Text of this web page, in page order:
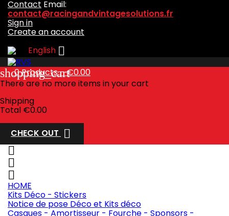
Contact Email:
contact@racingandvintagesolutions.fr
Sign in
Create an account
English 
shopping_cart
0Products - €0.00
There are no more items in your cart
Shipping
Total €0.00
CHECK OUT 



HOME
Kits Déco - Stickers
Notice de pose Déco et Kits déco
Casques - Amortisseur - Fourche - Sponsors -